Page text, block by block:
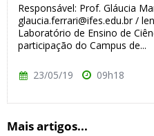
Responsável: Prof. Gláucia
glaucia.ferrari@ifes.edu.br /
Laboratório de Ensino de
participação do Campus de...
23/05/19 09h18
Mais artigos...